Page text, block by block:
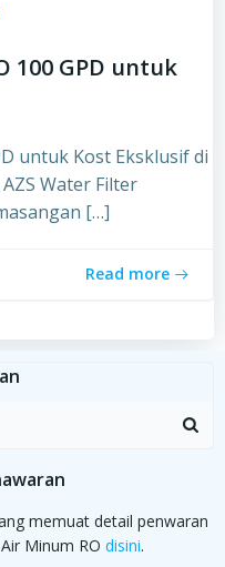
100 GPD untuk
untuk Kost Eksklusif di
Water Filter
[…]
Read more
memuat detail penwaran
Minum RO disini.